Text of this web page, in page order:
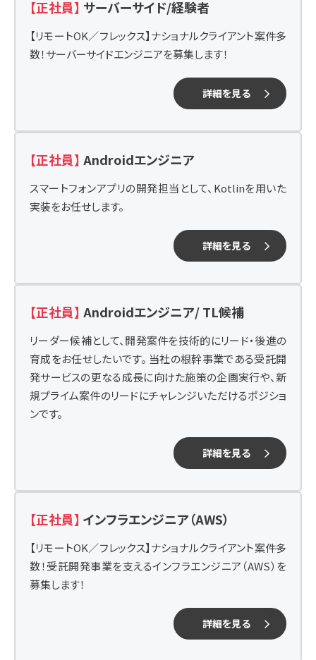
【正社員】 サーバーサイド/経験者
【リモートOK／フレックス】ナショナルクライアント案件多
数！サーバーサイドエンジニアを募集します！
詳細を見る
【正社員】 Androidエンジニア
スマートフォンアプリの開発担当として、Kotlinを用いた
実装をお任せします。
詳細を見る
【正社員】 Androidエンジニア/ TL候補
リーダー候補として、開発案件を技術的にリード・後進の
育成をお任せしたいです。 当社の根幹事業である受託開
発サービスの更なる成長に向けた施策の企画実行や、新
規プライム案件のリードにチャレンジいただけるポジショ
ンです。
詳細を見る
【正社員】 インフラエンジニア（AWS）
【リモートOK／フレックス】ナショナルクライアント案件多
数！受託開発事業を支えるインフラエンジニア（AWS）を
募集します！
詳細を見る